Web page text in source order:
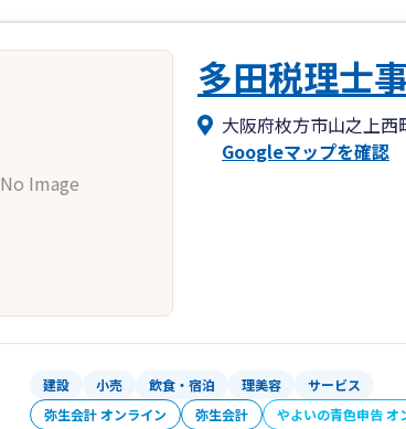
No Image
多田税理士
大阪府枚方市山之上西
Googleマップを確認
建設 小売 飲食・宿泊 理美容 サービス
弥生会計 オンライン 弥生会計 やよいの青色申告 オ